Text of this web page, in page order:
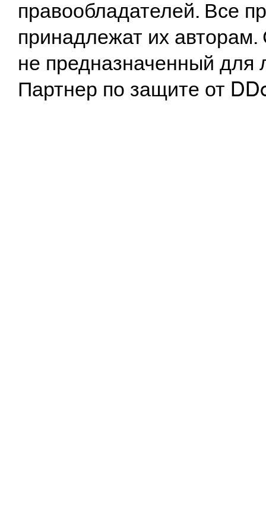
правообладателей. Все
принадлежат их
не предназначенный
Партнер по защите от